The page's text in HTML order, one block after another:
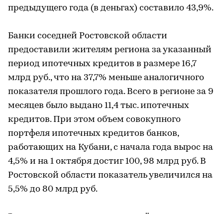
предыдущего года (в деньгах) составило 43,9%.
Банки соседней Ростовской области
предоставили жителям региона за указанный
период ипотечных кредитов в размере 16,7
млрд руб., что на 37,7% меньше аналогичного
показателя прошлого года. Всего в регионе за 9
месяцев было выдано 11,4 тыс. ипотечных
кредитов. При этом объем совокупного
портфеля ипотечных кредитов банков,
работающих на Кубани, с начала года вырос на
4,5% и на 1 октября достиг 100, 98 млрд руб. В
Ростовской области показатель увеличился на
5,5% до 80 млрд руб.